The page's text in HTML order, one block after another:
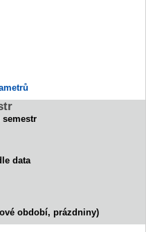
data
období, prázdniny)